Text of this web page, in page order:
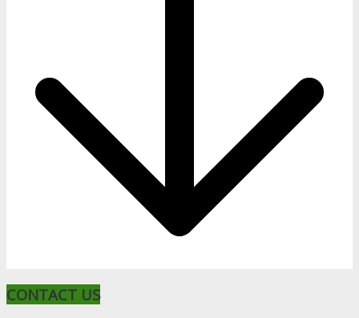
CONTACT US